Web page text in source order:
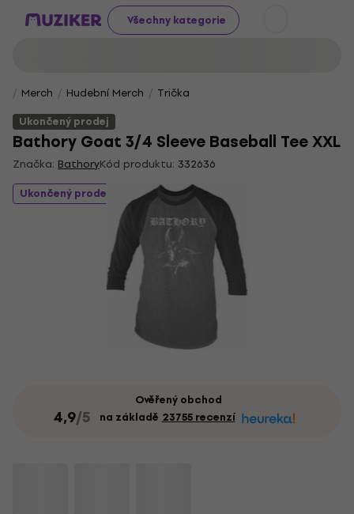
Všechny kategorie
Merch Hudební Merch
Trička
Ukončený prodej
Bathory Goat 3/4 Sleeve Baseball Tee XXL
Značka: BathoryKód produktu: 332636
Ukončený prodej
Ověřený obchod
4,9/5 na základě 23755 recenzí